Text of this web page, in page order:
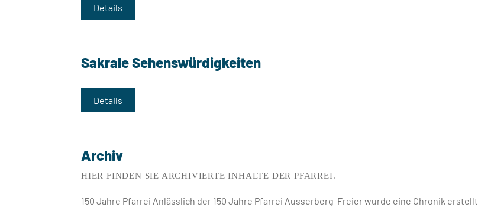
Details
Sakrale Sehenswürdigkeiten
Details
Archiv
HIER FINDEN SIE ARCHIVIERTE INHALTE DER PFARREI.
150 Jahre Pfarrei Anlässlich der 150 Jahre Pfarrei Ausserberg-Freier wurde eine Chronik erstellt.